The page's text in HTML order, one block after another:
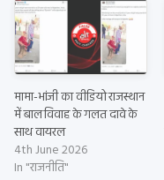
मामा-भांजी का वीडियो राजस्थान
में बाल विवाह के गलत दावे के
साथ वायरल
4th June 2026
In "राजनीति"